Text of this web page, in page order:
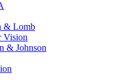
& Lomb
Vision
& Johnson